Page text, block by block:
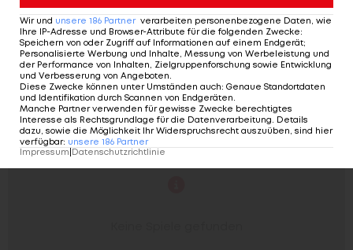
Wir und unsere 186 Partner verarbeiten personenbezogene Daten, wie
Ihre IP-Adresse und Browser-Attribute für die folgenden Zwecke:
Speichern von oder Zugriff auf Informationen auf einem Endgerät;
Personalisierte Werbung und Inhalte, Messung von Werbeleistung und
der Performance von Inhalten, Zielgruppenforschung sowie Entwicklung
und Verbesserung von Angeboten.
Diese Zwecke können unter Umständen auch: Genaue Standortdaten
und Identifikation durch Scannen von Endgeräten.
Manche Partner verwenden für gewisse Zwecke berechtigtes
Interesse als Rechtsgrundlage für die Datenverarbeitung. Details
dazu, sowie die Möglichkeit Ihr Widerspruchsrecht auszuüben, sind hier
verfügbar: unsere 186 Partner
Impressum Datenschutzrichtlinie